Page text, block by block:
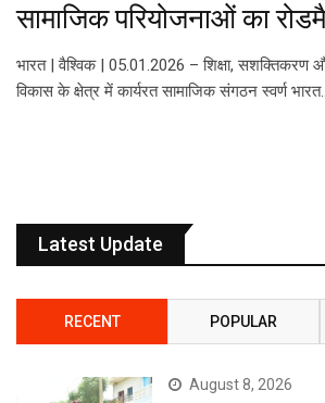
सामाजिक परियोजनाओं का
भारत | वैश्विक | 05.01.2026 – शिक्षा, सशक्तिकरण
विकास के क्षेत्र में कार्यरत सामाजिक संगठन स्वर्ण
Latest Update
RECENT POPULAR
August 8, 2026